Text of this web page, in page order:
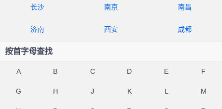
长沙 南京 南昌
济南 西安 成都
按首字母查找
A B C D E F
G H J K L M